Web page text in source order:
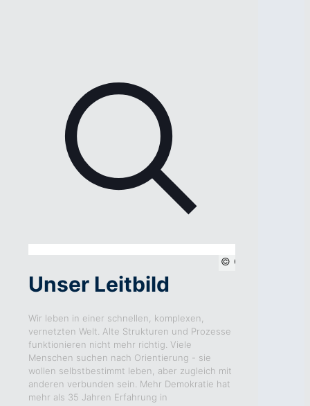
Clemens
Unser Leitbild
Wir leben in einer schnellen, komplexen,
vernetzten Welt. Alte Strukturen und Prozesse
funktionieren nicht mehr richtig. Viele
Menschen suchen nach Orientierung - sie
wollen selbstbestimmt leben, aber zugleich mit
anderen verbunden sein. Mehr Demokratie hat
mehr als 35 Jahren Erfahrung in